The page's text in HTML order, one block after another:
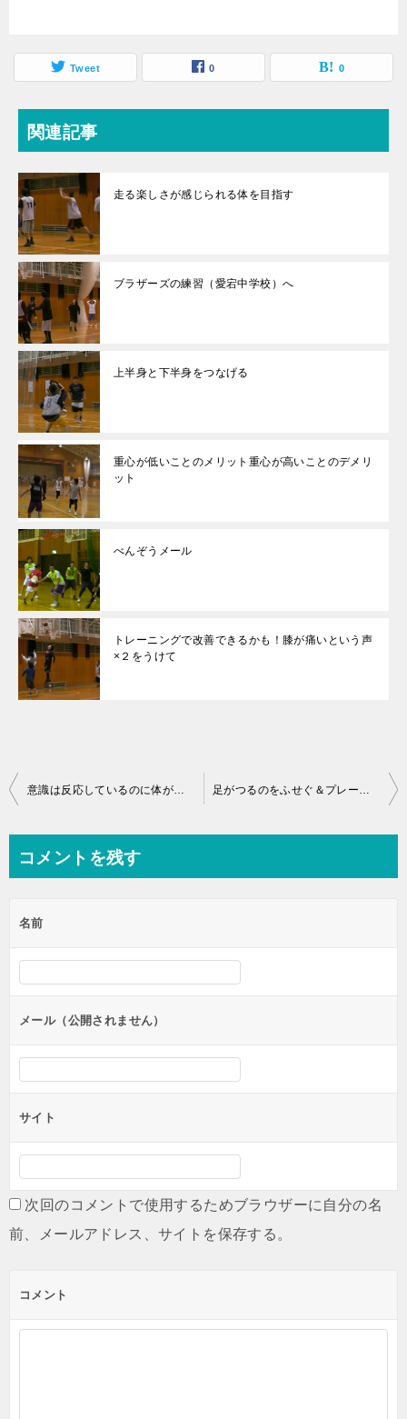
Tweet 0 0
関連記事
走る楽しさが感じられる体を目指す
ブラザーズの練習（愛宕中学校）へ
上半身と下半身をつなげる
重心が低いことのメリット重心が高いことのデメリ
ット
べんぞうメール
トレーニングで改善できるかも！膝が痛いという声
×２をうけて
投
ビ
ー
シ
ョ
ン
意識は反応しているのに体が動かない！姿勢で動ける状態をつくろう 足がつるのをふせぐ＆プレーを安定させるには低重心
コメントを残す
名前
メール（公開されません）
サイト
次回のコメントで使用するためブラウザーに自分の名
前、メールアドレス、サイトを保存する。
コメント